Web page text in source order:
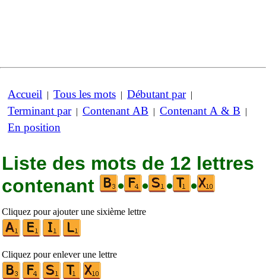
Accueil | Tous les mots | Débutant par|
Terminant par| Contenant AB | Contenant A & B |
En position
Liste des mots de 12 lettres
contenant
• • • •
Cliquez pour ajouter une sixième lettre
Cliquez pour enlever une lettre